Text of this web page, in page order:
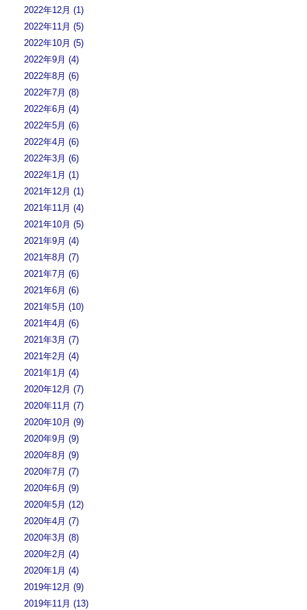
2022年12月 (1)
2022年11月 (5)
2022年10月 (5)
2022年9月 (4)
2022年8月 (6)
2022年7月 (8)
2022年6月 (4)
2022年5月 (6)
2022年4月 (6)
2022年3月 (6)
2022年1月 (1)
2021年12月 (1)
2021年11月 (4)
2021年10月 (5)
2021年9月 (4)
2021年8月 (7)
2021年7月 (6)
2021年6月 (6)
2021年5月 (10)
2021年4月 (6)
2021年3月 (7)
2021年2月 (4)
2021年1月 (4)
2020年12月 (7)
2020年11月 (7)
2020年10月 (9)
2020年9月 (9)
2020年8月 (9)
2020年7月 (7)
2020年6月 (9)
2020年5月 (12)
2020年4月 (7)
2020年3月 (8)
2020年2月 (4)
2020年1月 (4)
2019年12月 (9)
2019年11月 (13)